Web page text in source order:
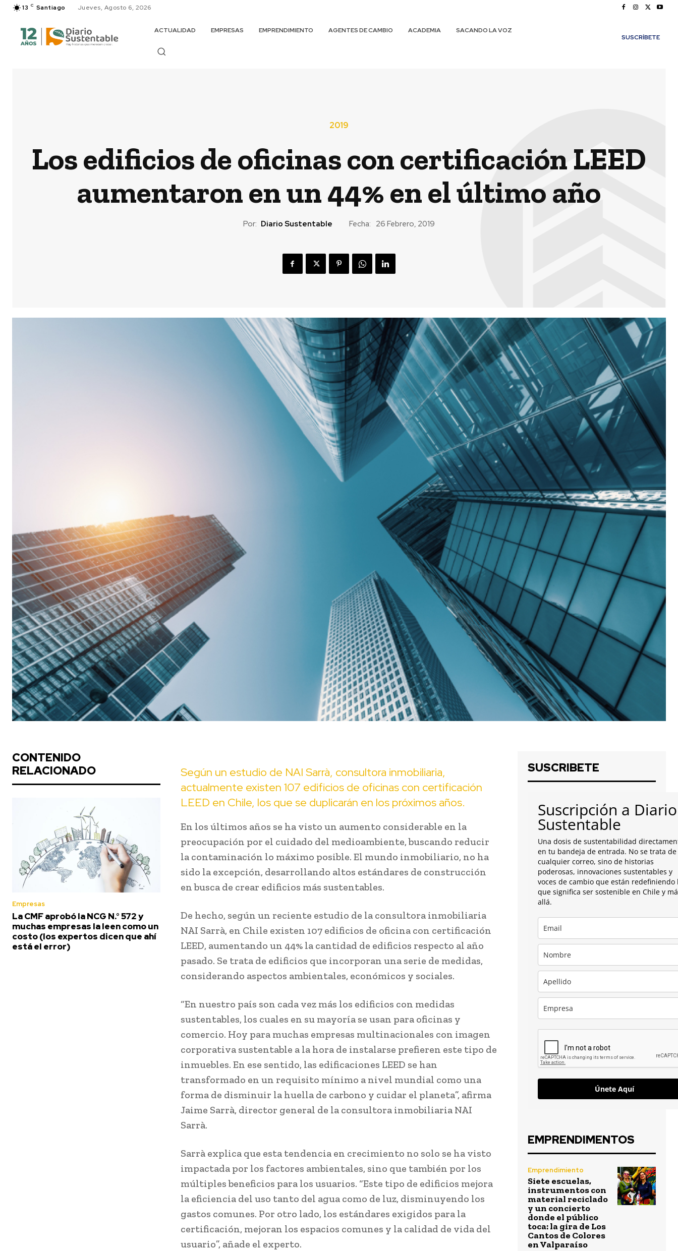
13 C Santiago Jueves, Agosto 6, 2026
ACTUALIDAD EMPRESAS EMPRENDIMIENTO AGENTES DE CAMBIO ACADEMIA
SACANDO LA VOZ
SUSCRÍBETE
2019
Los edificios de oficinas con certificación LEED
aumentaron en un 44% en el último año
Por: Diario Sustentable Fecha: 26 Febrero, 2019
CONTENIDO
RELACIONADO
Empresas
La CMF aprobó la NCG N.° 572 y
muchas empresas la leen como un
costo (los expertos dicen que ahí
está el error)
Según un estudio de NAI Sarrà, consultora inmobiliaria,
actualmente existen 107 edificios de oficinas con certificación
LEED en Chile, los que se duplicarán en los próximos años.
En los últimos años se ha visto un aumento considerable en la
preocupación por el cuidado del medioambiente, buscando reducir
la contaminación lo máximo posible. El mundo inmobiliario, no ha
sido la excepción, desarrollando altos estándares de construcción
en busca de crear edificios más sustentables.
De hecho, según un reciente estudio de la consultora inmobiliaria
NAI Sarrà, en Chile existen 107 edificios de oficina con certificación
LEED, aumentando un 44% la cantidad de edificios respecto al año
pasado. Se trata de edificios que incorporan una serie de medidas,
considerando aspectos ambientales, económicos y sociales.
“En nuestro país son cada vez más los edificios con medidas
sustentables, los cuales en su mayoría se usan para oficinas y
comercio. Hoy para muchas empresas multinacionales con imagen
corporativa sustentable a la hora de instalarse prefieren este tipo de
inmuebles. En ese sentido, las edificaciones LEED se han
transformado en un requisito mínimo a nivel mundial como una
forma de disminuir la huella de carbono y cuidar el planeta”, afirma
Jaime Sarrà, director general de la consultora inmobiliaria NAI
Sarrà.
Sarrà explica que esta tendencia en crecimiento no solo se ha visto
impactada por los factores ambientales, sino que también por los
múltiples beneficios para los usuarios. “Este tipo de edificios mejora
la eficiencia del uso tanto del agua como de luz, disminuyendo los
gastos comunes. Por otro lado, los estándares exigidos para la
certificación, mejoran los espacios comunes y la calidad de vida del
usuario”, añade el experto.
SUSCRIBETE
Suscripción a Diario
Sustentable
Una dosis de sustentabilidad
en tu bandeja de entrada. No se trata de
cualquier correo, sino de historias
poderosas, innovaciones sustentables y
voces de cambio que están redefiniendo
que significa ser sostenible en Chile y
allá.
Únete Aquí
EMPRENDIMENTOS
Emprendimiento
Siete escuelas,
instrumentos con
material reciclado
y un concierto
donde el público
toca: la gira de Los
Cantos de Colores
en Valparaíso